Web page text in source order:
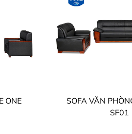
ONE
SOFA VĂN
SF01